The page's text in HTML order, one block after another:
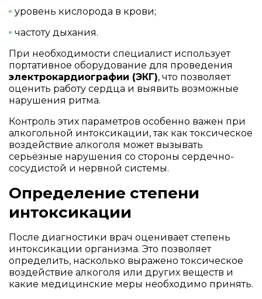
уровень кислорода в крови;
частоту дыхания.
При необходимости специалист использует
портативное оборудование для проведения
электрокардиографии (ЭКГ), что позволяет
оценить работу сердца и выявить возможные
нарушения ритма.
Контроль этих параметров особенно важен при
алкогольной интоксикации, так как токсическое
воздействие алкоголя может вызывать
серьёзные нарушения со стороны сердечно-
сосудистой и нервной системы.
Определение степени
интоксикации
После диагностики врач оценивает степень
интоксикации организма. Это позволяет
определить, насколько выражено токсическое
воздействие алкоголя или других веществ и
какие медицинские меры необходимо принять.